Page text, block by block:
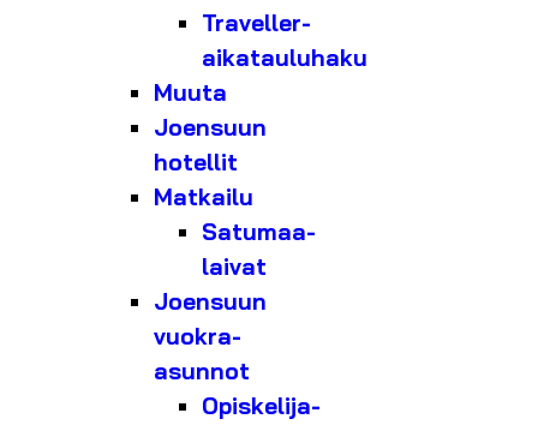
Traveller-
aikatauluhaku
Muuta
Joensuun
hotellit
Matkailu
Satumaa-
laivat
Joensuun
vuokra-
asunnot
Opiskelija-